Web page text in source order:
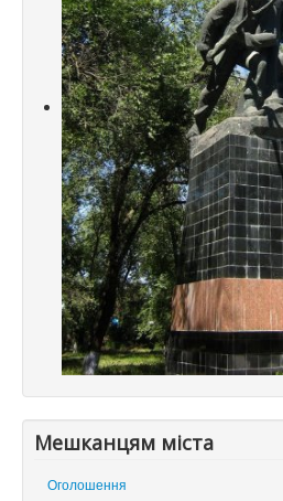
Мешканцям міста
Оголошення